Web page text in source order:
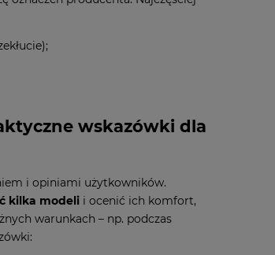
wskazówki dla
i opiniami użytkowników.
kilka modeli i ocenić ich komfort,
warunkach – np. podczas